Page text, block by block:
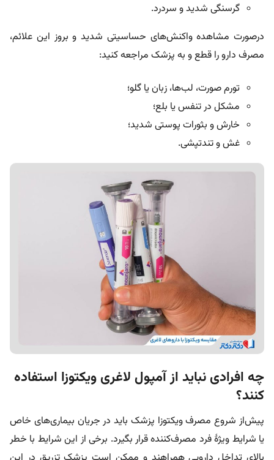
گرسنگی شدید و سردرد.
درصورت مشاهده واکنش‌های حساسیتی شدید و بروز این علائم،
مصرف دارو را قطع و به پزشک مراجعه کنید:
تورم صورت، لب‌ها، زبان یا گلو؛
مشکل در تنفس یا بلع؛
خارش و بثورات پوستی شدید؛
غش و تندتپشی.
چه افرادی نباید از آمپول لاغری ویکتوزا استفاده
کنند؟
پیش‌از شروع مصرف ویکتوزا پزشک باید در جریان بیماری‌های خاص
یا شرایط ویژۀ فرد مصرف‌کننده قرار بگیرد. برخی از این شرایط با خطر